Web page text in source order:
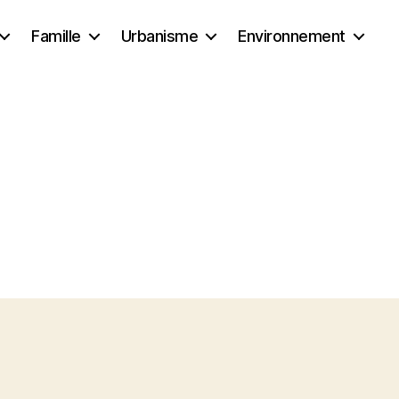
Famille Urbanisme Environnement